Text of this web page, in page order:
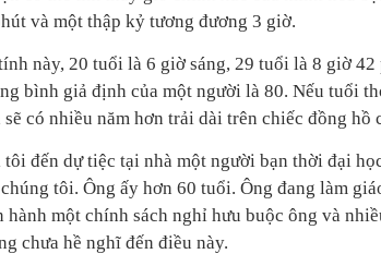
và một thập kỷ tương đương 3 giờ.
này, 20 tuổi là 6 giờ sáng, 29 tuổi là 8 giờ
bình giả định của một người là 80. Nếu tuổi
có nhiều năm hơn trải dài trên chiếc đồng hồ
đến dự tiệc tại nhà một người bạn thời đại
tôi. Ông ấy hơn 60 tuổi. Ông đang làm
hành một chính sách nghỉ hưu buộc ông và
chưa hề nghĩ đến điều này.